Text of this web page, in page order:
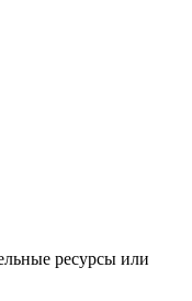
все Готово
ресурсы или